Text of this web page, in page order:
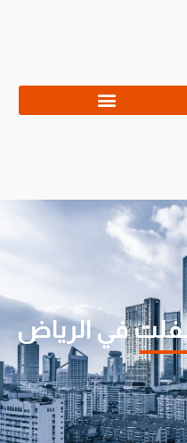
في الرياض